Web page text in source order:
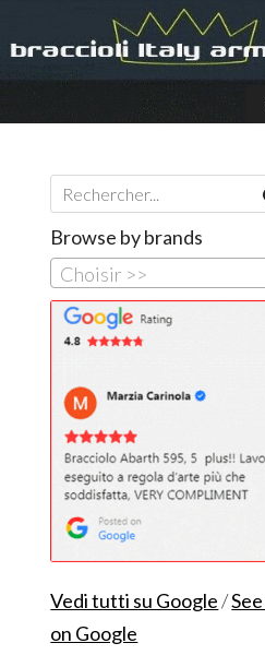
Browse by brands
Choisir >>
Vedi tutti su Google/
on Google